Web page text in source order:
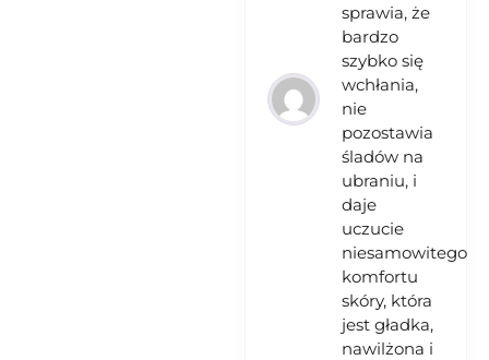
sprawia, że
bardzo
szybko się
wchłania,
nie
pozostawia
śladów na
ubraniu, i
daje
uczucie
niesamowitego
komfortu
skóry, która
jest gładka,
nawilżona i